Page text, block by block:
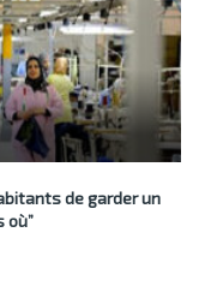
de garder un
où”